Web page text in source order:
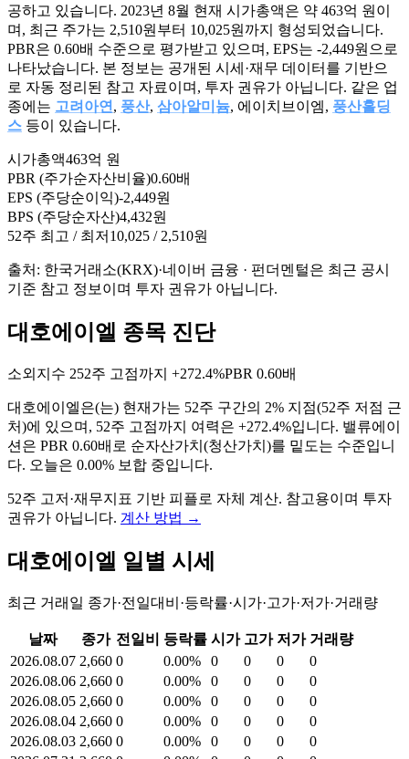
공하고 있습니다. 2023년 8월 현재 시가총액은 약 463억 원이
며, 최근 주가는 2,510원부터 10,025원까지 형성되었습니다.
PBR은 0.60배 수준으로 평가받고 있으며, EPS는 -2,449원으로
나타났습니다. 본 정보는 공개된 시세·재무 데이터를 기반으
로 자동 정리된 참고 자료이며, 투자 권유가 아닙니다. 같은 업
종에는 고려아연 , 풍산, 삼아알미늄, 에이치브이엠, 풍산홀딩
스 등이 있습니다.
시가총액463억 원
PBR (주가순자산비율)0.60배
EPS (주당순이익)-2,449원
BPS (주당순자산)4,432원
52주 최고 / 최저 10,025 / 2,510원
출처: 한국거래소(KRX)·네이버 금융 · 펀더멘털은 최근 공시
기준 참고 정보이며 투자 권유가 아닙니다.
대호에이엘 종목 진단
소외지수 252주 고점까지 +272.4%PBR 0.60배
대호에이엘은(는) 현재가는 52주 구간의 2% 지점(52주 저점 근
처)에 있으며, 52주 고점까지 여력은 +272.4%입니다. 밸류에이
션은 PBR 0.60배로 순자산가치(청산가치)를 밑도는 수준입니
다. 오늘은 0.00% 보합 중입니다.
52주 고저·재무지표 기반 피플로 자체 계산. 참고용이며 투자
권유가 아닙니다. 계산 방법 →
대호에이엘 일별 시세
최근 거래일 종가·전일대비·등락률·시가·고가·저가·거래량
날짜 종가 전일비 등락률 시가 고가 저가 거래량
2026.08.07 2,660 0 0.00% 0 0 0
0
2026.08.06 2,660 0 0.00% 0 0 0
0
2026.08.05 2,660 0 0.00% 0 0 0
0
2026.08.04 2,660 0 0.00% 0 0 0
0
2026.08.03 2,660 0 0.00% 0 0 0
0